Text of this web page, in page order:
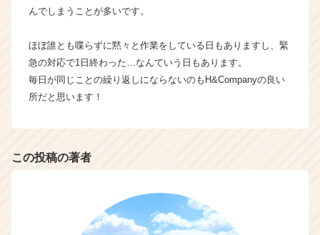
んでしまうことが多いです。
ほぼ誰とも喋らずに黙々と作業をしている日もありますし、緊
急の対応で1日終わった…なんていう日もあります。
毎日が同じことの繰り返しにならないのもH&Companyの良い
所だと思います！
この投稿の著者